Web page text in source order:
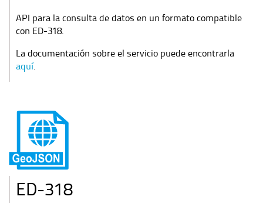
API para la consulta de datos en un formato compatible
con ED-318.
La documentación sobre el servicio puede encontrarla
aquí.
ED-318